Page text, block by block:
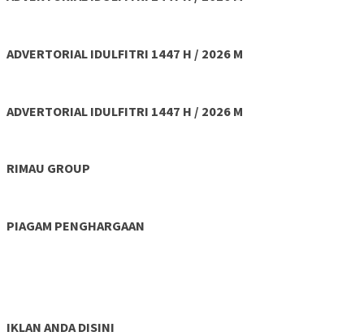
ADVERTORIAL IDULFITRI 1447 H / 2026 M
ADVERTORIAL IDULFITRI 1447 H / 2026 M
RIMAU GROUP
PIAGAM PENGHARGAAN
IKLAN ANDA DISINI